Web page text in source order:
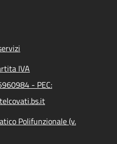
IVA
- PEC:
Polifunzionale (v.